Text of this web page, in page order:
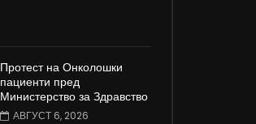
Протест на Онколошки
пациенти пред
Министерство за Здравство
АВГУСТ 6, 2026